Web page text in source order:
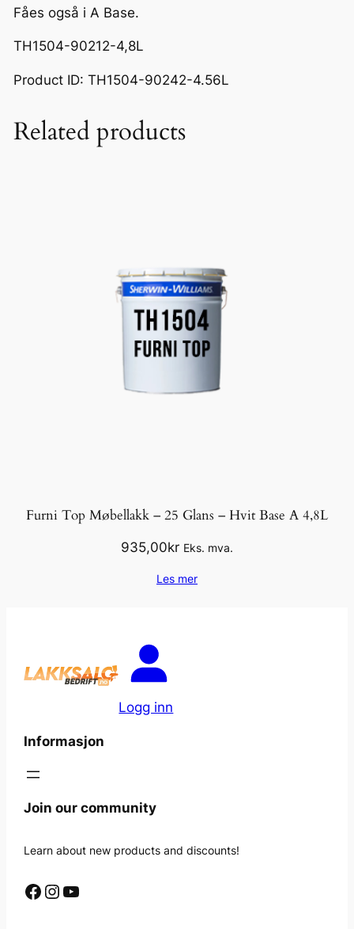
Fåes også i A Base.
TH1504-90212-4,8L
Product ID: TH1504-90242-4.56L
Related products
Furni Top Møbellakk – 25 Glans – Hvit Base A 4,8L
935,00kr Eks. mva.
Les mer
Logg inn
Informasjon
Join our community
Learn about new products and discounts!
Facebook InstagramYouTube